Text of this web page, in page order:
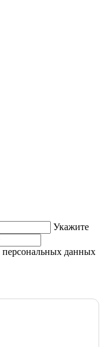
Укажите
персональных данных